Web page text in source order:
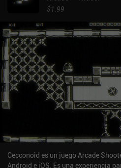
$1.99
Cecconoid es un juego Arcade
Android e iOS. Es una experiencia